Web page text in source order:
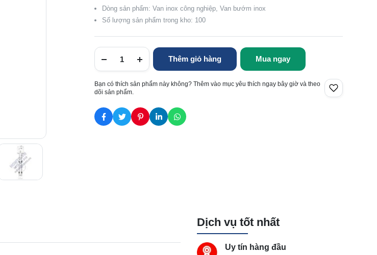
Dòng sản phẩm: Van inox công nghiệp, Van bướm inox
Số lượng sản phẩm trong kho: 100
Thêm giỏ hàng Mua ngay
Bạn có thích sản phẩm này không? Thêm vào mục yêu thích ngay bây giờ và theo
dõi sản phẩm.
Dịch vụ tốt nhất
Uy tín hàng đầu